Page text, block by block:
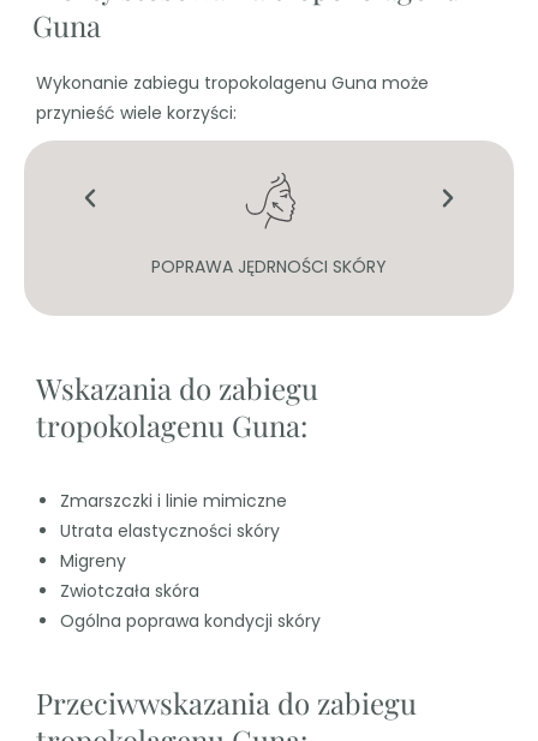
Guna
Wykonanie zabiegu tropokolagenu Guna może
przynieść wiele korzyści:
POPRAWA JĘDRNOŚCI SKÓRY
Wskazania do zabiegu
tropokolagenu Guna:
Zmarszczki i linie mimiczne
Utrata elastyczności skóry
Migreny
Zwiotczała skóra
Ogólna poprawa kondycji skóry
Przeciwwskazania do zabiegu